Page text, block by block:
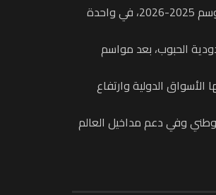
يبشر الموسم الفلاحي الحالي بالمغرب بمؤشرات إيجابية، بعدما كشفت معطيات رسمية عن توقعات ببلوغ إنتاج الحبوب حوالي 90 مليون قنطار خلال موسم 2025-2026، في واحدة
الحبوب، بعد مواسم
الدولية وارتفاع
وفي دعم مداخيل العالم